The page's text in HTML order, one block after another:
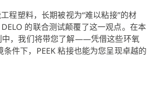
程塑料，长期被视为“难以粘接”的材
的联合测试颠覆了这一观点。在本
中，我们将带您了解——凭借这些环氧
件下，PEEK 粘接也能为您呈现卓越的